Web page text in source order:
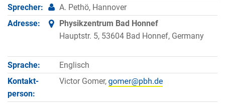
Sprecher:
A. Pethö, Hannover
Adresse:
Physikzentrum Bad Honnef
Hauptstr. 5, 53604 Bad Honnef, Germany
Sprache:
Englisch
Kontakt­
person:
Victor Gomer,